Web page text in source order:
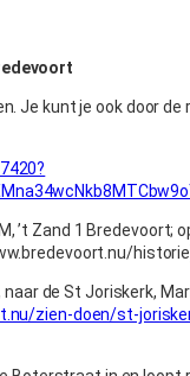
Je kunt je ook door
’t Zand 1 Bredevoort;
de St Joriskerk,
zien-doen/st-